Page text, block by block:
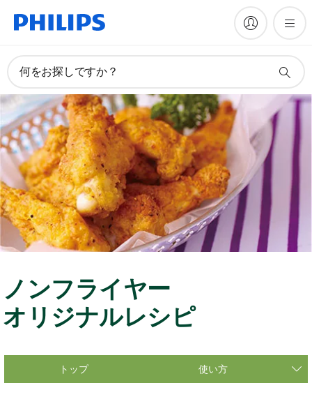
何をお探しですか？
ノンフライヤー
オリジナルレシピ
トップ 使い方